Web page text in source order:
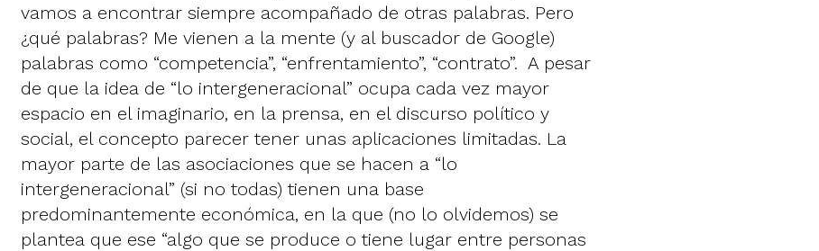
vamos a encontrar siempre acompañado de otras palabras. Pero
¿qué palabras? Me vienen a la mente (y al buscador de Google)
palabras como “competencia”, “enfrentamiento”, “contrato”. A pesar
de que la idea de “lo intergeneracional” ocupa cada vez mayor
espacio en el imaginario, en la prensa, en el discurso político y
social, el concepto parecer tener unas aplicaciones limitadas. La
mayor parte de las asociaciones que se hacen a “lo
intergeneracional” (si no todas) tienen una base
predominantemente económica, en la que (no lo olvidemos) se
plantea que ese “algo que se produce o tiene lugar entre personas